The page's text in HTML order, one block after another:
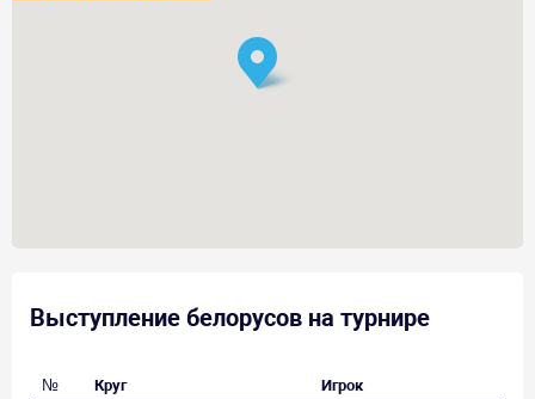
Выступление белорусов на турнире
№ Круг Игрок